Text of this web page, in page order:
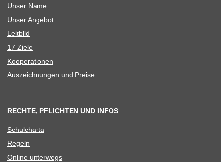
Unser Name
Unser Ange­bot
Leit­bild
17 Ziele
Koope­ra­tio­nen
Aus­zeich­nun­gen und Preise
RECHTE, PFLICHTEN UND INFOS
Schul­charta
Regeln
Online unter­wegs